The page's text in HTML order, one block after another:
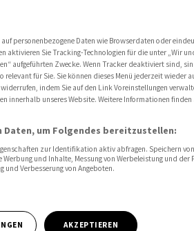
personenbezogene Daten wie Browserdaten oder
aktivieren Sie Tracking-Technologien für die unter „Wir
aufgeführten Zwecke. Wenn Tracker deaktiviert sind,
für Sie. Sie können dieses Menü jederzeit wieder
indem Sie auf den Link Voreinstellungen
innerhalb unseres Website. Weitere Informationen finden
um Folgendes bereitzustellen:
zur Identifikation aktiv abfragen. Speichern
und Inhalte, Messung von Werbeleistung und der
Verbesserung von Angeboten.
AKZEPTIEREN